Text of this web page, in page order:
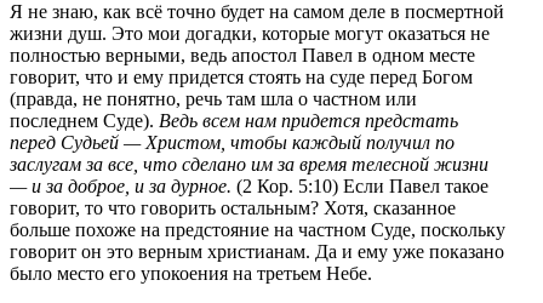
Я не знаю, как всё точно будет на самом деле в посмертной
жизни душ. Это мои догадки, которые могут оказаться не
полностью верными, ведь апостол Павел в одном месте
говорит, что и ему придется стоять на суде перед Богом
(правда, не понятно, речь там шла о частном или
последнем Суде). Ведь всем нам придется предстать
перед Судьей — Христом, чтобы каждый получил по
заслугам за все, что сделано им за время телесной жизни
— и за доброе, и за дурное. (2 Кор. 5:10) Если Павел такое
говорит, то что говорить остальным? Хотя, сказанное
больше похоже на предстояние на частном Суде, поскольку
говорит он это верным христианам. Да и ему уже показано
было место его упокоения на третьем Небе.